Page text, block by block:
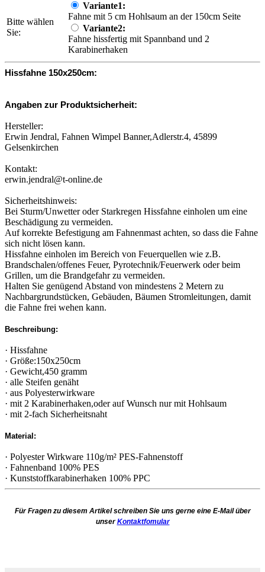
Bitte wählen
Sie:
Variante1:
Fahne mit 5 cm Hohlsaum an der 150cm Seite
Variante2:
Fahne hissfertig mit Spannband und 2
Karabinerhaken
Hissfahne 150x250cm:
Angaben zur Produktsicherheit:
Hersteller:
Erwin Jendral, Fahnen Wimpel Banner,Adlerstr.4, 45899
Gelsenkirchen
Kontakt:
erwin.jendral@t-online.de
Sicherheitshinweis:
Bei Sturm/Unwetter oder Starkregen Hissfahne einholen um eine
Beschädigung zu vermeiden.
Auf korrekte Befestigung am Fahnenmast achten, so dass die Fahne
sich nicht lösen kann.
Hissfahne einholen im Bereich von Feuerquellen wie z.B.
Brandschalen/offenes Feuer, Pyrotechnik/Feuerwerk oder beim
Grillen, um die Brandgefahr zu vermeiden.
Halten Sie genügend Abstand von mindestens 2 Metern zu
Nachbargrundstücken, Gebäuden, Bäumen Stromleitungen, damit
die Fahne frei wehen kann.
Beschreibung:
· Hissfahne
· Größe:150x250cm
· Gewicht,450 gramm
· alle Steifen genäht
· aus Polyesterwirkware
· mit 2 Karabinerhaken,oder auf Wunsch nur mit Hohlsaum
· mit 2-fach Sicherheitsnaht
Material:
· Polyester Wirkware 110g/m² PES-Fahnenstoff
· Fahnenband 100% PES
· Kunststoffkarabinerhaken 100% PPC
Für Fragen zu diesem Artikel schreiben Sie uns gerne eine E-Mail über
unserKontaktfomular